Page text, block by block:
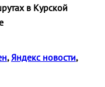
в Курской
,Яндекс новости,